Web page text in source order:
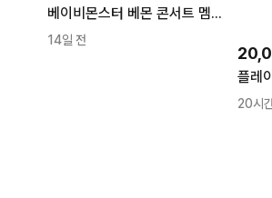
베이비몬스터 베몬 콘서트 멤버쉽 특전 포카 판매 루카 파리타 아사 라미 치키타
14일 전
20시